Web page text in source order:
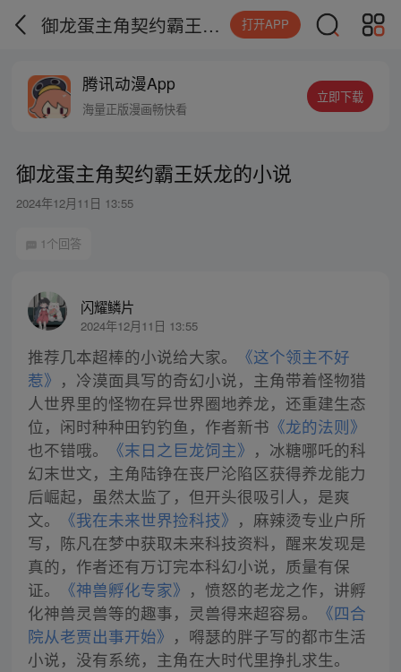
御龙蛋主角契约霸王妖龙的小说 打开APP
腾讯动漫App
海量正版漫画畅快看
立即下载
御龙蛋主角契约霸王妖龙的小说
2024年12月11日 13:55
1个回答
闪耀鳞片
2024年12月11日 13:55
推荐几本超棒的小说给大家。
《这个领主不好
惹》 ，冷漠面具写的奇幻小说，主角带着怪物猎
人世界里的怪物在异世界圈地养龙，还重建生态
位，闲时种种田钓钓鱼，作者新书 《龙的法则》
也不错哦。
《末日之巨龙饲主》 ，冰糖哪吒的科
幻末世文，主角陆铮在丧尸沦陷区获得养龙能力
后崛起，虽然太监了，但开头很吸引人，是爽
文。
《我在未来世界捡科技》 ，麻辣烫专业户所
写，陈凡在梦中获取未来科技资料，醒来发现是
真的，作者还有万订完本科幻小说，质量有保
证。
《神兽孵化专家》 ，愤怒的老龙之作，讲孵
化神兽灵兽等的趣事，灵兽得来超容易。
《四合
院从老贾出事开始》 ，嘚瑟的胖子写的都市生活
小说，没有系统，主角在大时代里挣扎求生。